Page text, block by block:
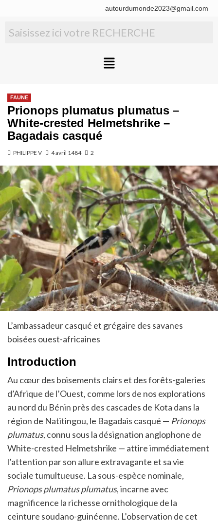
autourdumonde2023@gmail.com
FAUNE
Prionops plumatus plumatus –
White-crested Helmetshrike –
Bagadais casqué
PHILIPPE V 4 avril 1484 2
L’ambassadeur casqué et grégaire des savanes
boisées ouest-africaines
Introduction
Au cœur des boisements clairs et des forêts-galeries
d’Afrique de l’Ouest, comme lors de nos explorations
au nord du Bénin près des cascades de Kota dans la
région de Natitingou, le Bagadais casqué — Prionops
plumatus, connu sous la désignation anglophone de
White-crested Helmetshrike — attire immédiatement
l’attention par son allure extravagante et sa vie
sociale tumultueuse. La sous-espèce nominale,
Prionops plumatus plumatus, incarne avec
magnificence la richesse ornithologique de la
ceinture soudano-guinéenne. L’observation de cet